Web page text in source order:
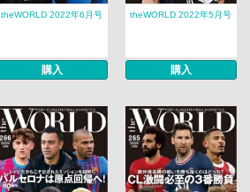
theWORLD 2022年6月号
購入
theWORLD 2022年5月号
購入